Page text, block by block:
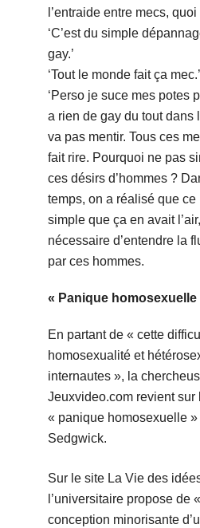
l’entraide entre mecs,
‘C’est du simple
gay.’
‘Tout le monde fait ça mec.’
‘Perso je suce mes potes
a rien de gay du tout dans
va pas mentir. Tous ces
fait rire. Pourquoi ne pas
ces désirs d’hommes ?
temps, on a réalisé que ce
simple que ça en avait
nécessaire d’entendre la
par ces hommes.
« Panique homosexuelle
En partant de « cette
homosexualité et
internautes », la
Jeuxvideo.com revient sur
« panique homosexuelle
Sedgwick.
Sur le site La Vie des
l’universitaire propose de
conception minorisante